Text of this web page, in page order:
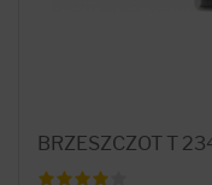
BRZESZCZOT T